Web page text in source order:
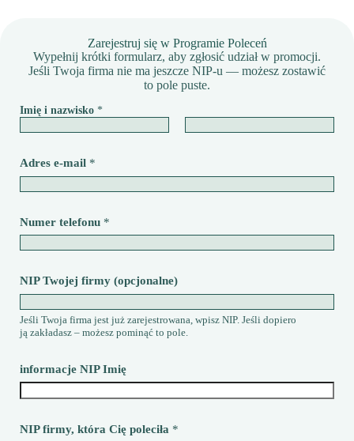
Zarejestruj się w Programie Poleceń
Wypełnij krótki formularz, aby zgłosić udział w promocji.
Jeśli Twoja firma nie ma jeszcze NIP-u — możesz zostawić
to pole puste.
Imię i nazwisko *
Adres e-mail *
Numer telefonu *
NIP Twojej firmy (opcjonalne)
Jeśli Twoja firma jest już zarejestrowana, wpisz NIP. Jeśli dopiero
ją zakładasz – możesz pominąć to pole.
informacje NIP Imię
NIP firmy, która Cię poleciła *